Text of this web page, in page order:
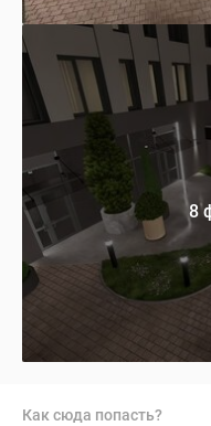
8
Как сюда попасть?